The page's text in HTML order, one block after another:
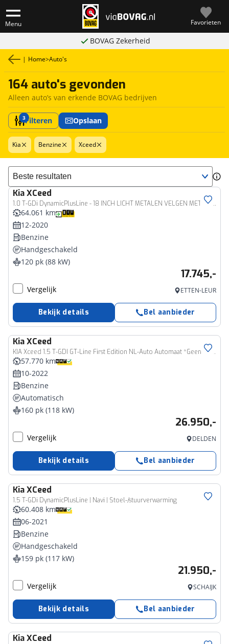
Menu Favorieten
BOVAG Zekerheid
| Home>Auto's
164 auto's gevonden
Alleen auto’s van erkende BOVAG bedrijven
3Filteren Opslaan
Kia Benzine Xceed
Sorteer resultaten
KiaXCeed
1.0 T-GDi DynamicPlusLine - 18 INCH LICHT METALEN VELGEN MET HANKOOK BANDEN - JBL AUDIO - CAMERA - HALF LEDEREN BEKLEDING - LICHT EN REGENSENSOR - STOELVERWARMING - STUURVERWARMING - PARKEERSENSOREN ACHTER - PASSAGIERSSTOEL IN HOOGTE VERSTELBAAR - ONDERHOUDSHISTORIE AANWEZIG
64.061 km
12-2020
Benzine
Handgeschakeld
120 pk (88 kW)
17.745,-
Vergelijk ETTEN-LEUR
Bekijk details Bel aanbieder
KiaXCeed
KIA Xceed 1.5 T-GDI GT-Line First Edition NL-Auto Automaat *Geen Afl. kosten*
57.770 km
10-2022
Benzine
Automatisch
160 pk (118 kW)
26.950,-
Vergelijk DELDEN
Bekijk details Bel aanbieder
KiaXCeed
1.5 T-GDi DynamicPlusLine | Navi | Stoel-/stuurverwarming
60.408 km
06-2021
Benzine
Handgeschakeld
159 pk (117 kW)
21.950,-
Vergelijk SCHAIJK
Bekijk details Bel aanbieder
KiaXCeed